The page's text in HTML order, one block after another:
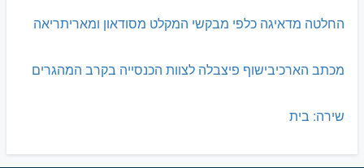
החלטה מדאיגה כלפי מבקשי המקלט מסודאון ומאריתריאה
מכתב הארכיבישוף פיצבלה לצוות הכנסייה בקרב המהגרים
שירה: בית